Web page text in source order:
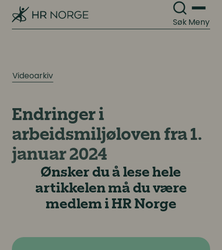
SøkMeny
Videoarkiv
Endringer i
arbeidsmiljøloven fra 1.
januar 2024
Ønsker du å lese hele
artikkelen må du være
medlem i HR Norge